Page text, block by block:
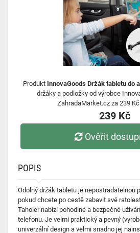
Produkt InnovaGoods Držák tabletu do
držáky a podložky od výrobce
ZahradaMarket.cz za 239
239 Kč
Ověřit
POPIS
Odolný držák tabletu je nepostradatelnou
pokud chcete po cestě zabavit své
Taholer nabízí pohodlné a bezpečné
telefonu. Je velmi praktický a pevný
univerzální design a velmi snadno jej